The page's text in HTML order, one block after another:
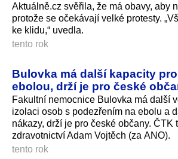
Aktuálně.cz svěřila, že má obavy, aby
protože se očekávají velké protesty.
ke klidu,“ uvedla.
tento rok
Bulovka má další kapacity
ebolou, drží je pro české
Fakultní nemocnice Bulovka má další
izolaci osob s podezřením na ebolu a
nákazy, drží je pro české občany. ČTK
zdravotnictví Adam Vojtěch (za ANO).
tento rok